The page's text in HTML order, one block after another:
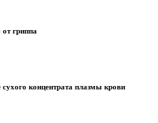
гриппа
концентрата плазмы крови